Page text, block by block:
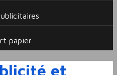
papier
et